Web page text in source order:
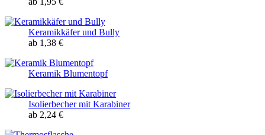
Keramikkäfer und Bully
ab 1,38 €
Keramik Blumentopf
Isolierbecher mit Karabiner
ab 2,24 €